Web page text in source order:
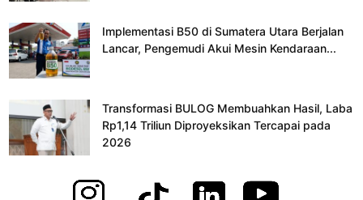
Implementasi B50 di Sumatera Utara Berjalan
Lancar, Pengemudi Akui Mesin Kendaraan...
Transformasi BULOG Membuahkan Hasil, Laba
Rp1,14 Triliun Diproyeksikan Tercapai pada
2026